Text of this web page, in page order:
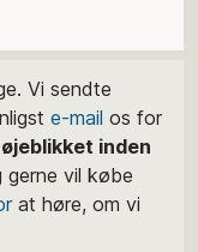
Vi sendte
e-mail os for
inden
gerne vil købe
at høre, om vi